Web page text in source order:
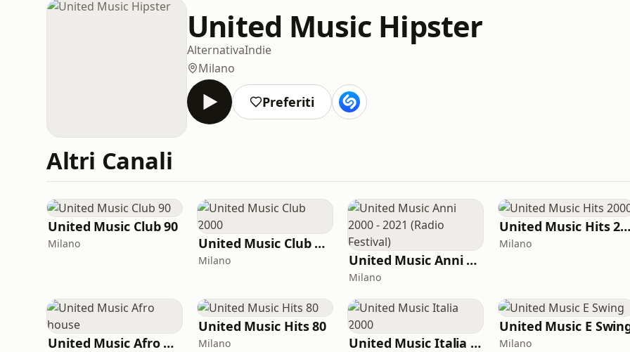
United Music Hipster
AlternativaIndie
Milano
Preferiti
Altri Canali
United Music Club 90
Milano United Music Club 2000
Milano United Music Anni 2000 - 2021 (Radio Festival)
Milano
United Music
Milano
United Music Afro house
United Music Hits 80
Milano United Music Italia 2000
United Music E
Milano